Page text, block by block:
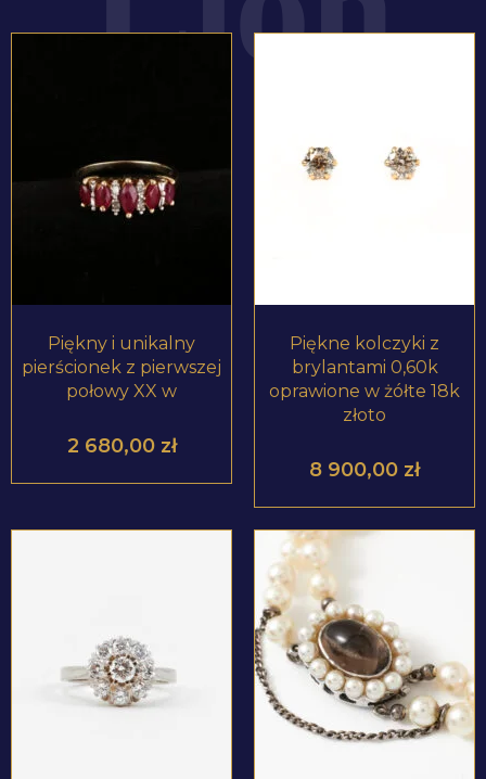
ZOBACZ PRODUKT
Piękny i unikalny
pierścionek z pierwszej
połowy XX w
2 680,00 zł
Piękne kolczyki z
brylantami 0,60k
oprawione w żółte 18k
złoto
8 900,00 zł
ZOBACZ PRODUKT ZOBACZ PRODUKT